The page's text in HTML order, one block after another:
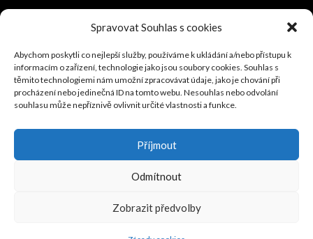
Spravovat Souhlas s cookies
Abychom poskytli co nejlepší služby, používáme k ukládání a/nebo přístupu k
informacím o zařízení, technologie jako jsou soubory cookies. Souhlas s
těmito technologiemi nám umožní zpracovávat údaje, jako je chování při
procházení nebo jedinečná ID na tomto webu. Nesouhlas nebo odvolání
souhlasu může nepříznivě ovlivnit určité vlastnosti a funkce.
Příjmout
Odmítnout
Zobrazit předvolby
HODONÍNSKÝ FOTBAL
PROGRAM NA VÍKEND: Hraje se 7.-9.srpna 202605/08/2026
Přípravné zápasy před sezónou (červenec, srpen 2026)
03/08/2026
V neděli se dohrávalo 2.kolo okresního poháru
V krajském poháru postupují Rohatec, Dubňany, Šardice a
© 2026 TJ SOKOL DAMBOŘICE